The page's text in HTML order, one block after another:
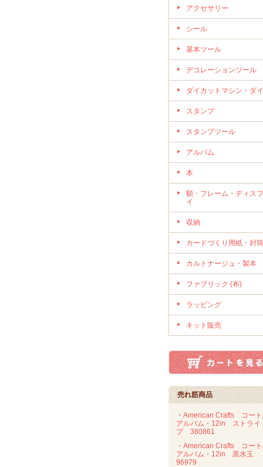
アクセサリー
シール
基本ツール
デコレーションツール
ダイカットマシン・ダイ
スタンプ
スタンプツール
アルバム
本
額・フレーム・ディス
イ
収納
カードづくり用紙・封筒
カルトナージュ・製本
ファブリック (布)
ラッピング
キット販売
売れ筋商品
・American Crafts コー
アルバム・12in ストライ
プ 380861
・American Crafts コー
アルバム・12in 黒水玉
96979